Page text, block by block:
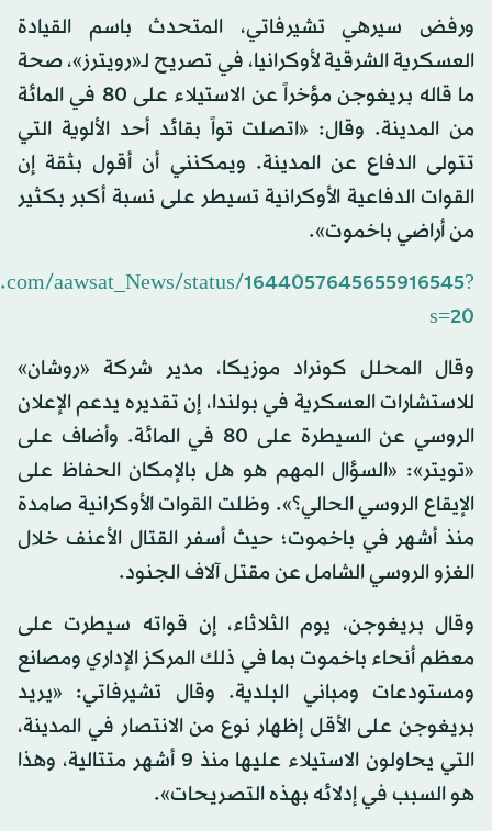
ورفض سيرهي تشيرفاتي، المتحدث باسم القيادة
العسكرية الشرقية لأوكرانيا، في تصريح لـ«رويترز»، صحة
ما قاله بريغوجن مؤخراً عن الاستيلاء على 80 في المائة
من المدينة. وقال: «اتصلت تواً بقائد أحد الألوية التي
تتولى الدفاع عن المدينة. ويمكنني أن أقول بثقة إن
القوات الدفاعية الأوكرانية تسيطر على نسبة أكبر بكثير
من أراضي باخموت».
aawsat_News/status/1644057645655916545?
s=20
وقال المحلل كونراد موزيكا، مدير شركة «روشان»
للاستشارات العسكرية في بولندا، إن تقديره يدعم الإعلان
الروسي عن السيطرة على 80 في المائة. وأضاف على
«تويتر»: «السؤال المهم هو هل بالإمكان الحفاظ على
الإيقاع الروسي الحالي؟». وظلت القوات الأوكرانية صامدة
منذ أشهر في باخموت؛ حيث أسفر القتال الأعنف خلال
الغزو الروسي الشامل عن مقتل آلاف الجنود.
وقال بريغوجن، يوم الثلاثاء، إن قواته سيطرت على
معظم أنحاء باخموت بما في ذلك المركز الإداري ومصانع
ومستودعات ومباني البلدية. وقال تشيرفاتي: «يريد
بريغوجن على الأقل إظهار نوع من الانتصار في المدينة،
التي يحاولون الاستيلاء عليها منذ 9 أشهر متتالية، وهذا
هو السبب في إدلائه بهذه التصريحات».